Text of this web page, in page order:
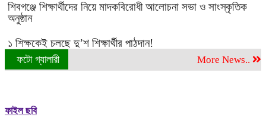
শিবগঞ্জে শিক্ষার্থীদের নিয়ে মাদকবিরোধী আলোচনা সভা ও সাংস্কৃতিক
অনুষ্ঠান
১ শিক্ষকেই চলছে দু’শ শিক্ষার্থীর পাঠদান!
More News..
ফটো গ্যালারী
ফাইল ছবি